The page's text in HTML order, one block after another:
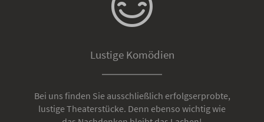
Lustige Komödien
Bei uns finden Sie ausschließlich erfolgserprobte,
lustige Theaterstücke. Denn ebenso wichtig wie